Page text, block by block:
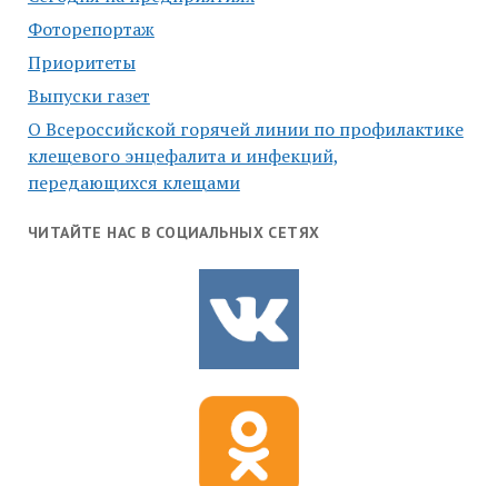
Фоторепортаж
Приоритеты
Выпуски газет
О Всероссийской горячей линии по профилактике
клещевого энцефалита и инфекций,
передающихся клещами
ЧИТАЙТЕ НАС В СОЦИАЛЬНЫХ СЕТЯХ